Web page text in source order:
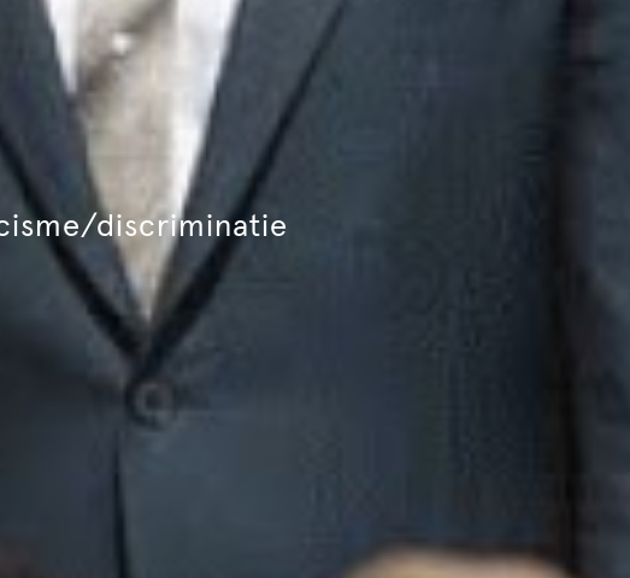
discriminatie